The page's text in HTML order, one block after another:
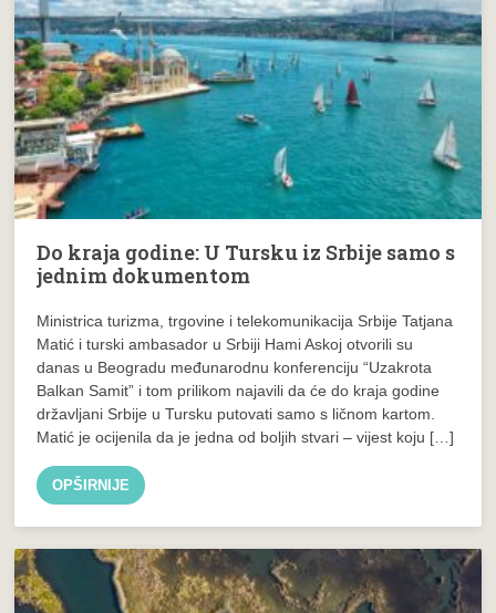
Do kraja godine: U Tursku iz Srbije samo s
jednim dokumentom
Ministrica turizma, trgovine i telekomunikacija Srbije Tatjana
Matić i turski ambasador u Srbiji Hami Askoj otvorili su
danas u Beogradu međunarodnu konferenciju “Uzakrota
Balkan Samit” i tom prilikom najavili da će do kraja godine
državljani Srbije u Tursku putovati samo s ličnom kartom.
Matić je ocijenila da je jedna od boljih stvari – vijest koju […]
OPŠIRNIJE